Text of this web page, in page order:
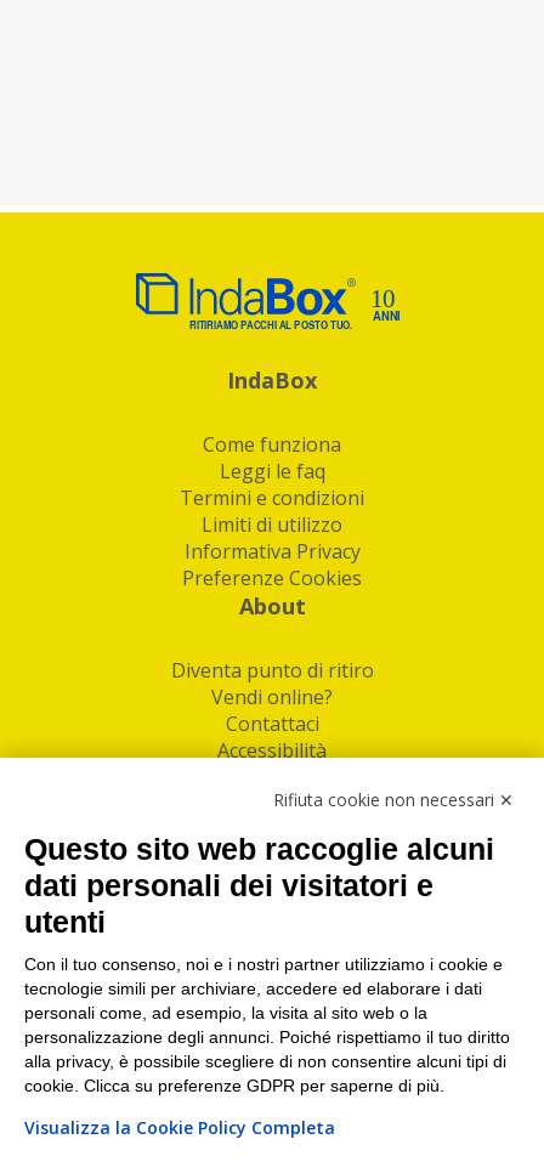
IndaBox
Come funziona
Leggi le faq
Termini e condizioni
Limiti di utilizzo
Informativa Privacy
Preferenze Cookies
About
Diventa punto di ritiro
Vendi online?
Contattaci
Accessibilità
Facebook
Linkedin
I nostri punti di ritiro e spedizione pacchi nelle
maggiori città italiane
Torino|Milano|Roma|Bologna|Firenze| Genova
Napoli|Varese
Rifiuta cookie non necessari ✕
Questo sito web raccoglie alcuni
dati personali dei visitatori e
utenti
Con il tuo consenso, noi e i nostri partner utilizziamo i cookie e
tecnologie simili per archiviare, accedere ed elaborare i dati
personali come, ad esempio, la visita al sito web o la
personalizzazione degli annunci. Poiché rispettiamo il tuo diritto
alla privacy, è possibile scegliere di non consentire alcuni tipi di
cookie. Clicca su preferenze GDPR per saperne di più.
Visualizza la Cookie Policy Completa